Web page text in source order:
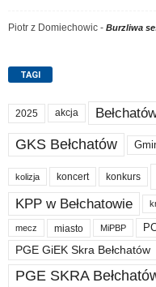
Piotr z Domiechowic - Burzliwa
TAGI
2025 akcja
GKS Bełchatów
kolizja koncert konkurs
KPP w Bełchatowie
mecz miasto MiPBP
PGE GiEK Skra Bełchatów
PGE SKRA